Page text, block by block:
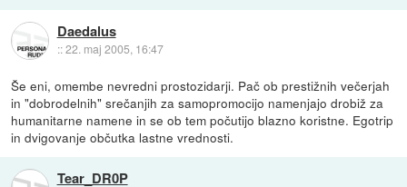
Daedalus
::22. maj 2005, 16:47
Še eni, omembe nevredni prostozidarji. Pač ob prestižnih večerjah
in "dobrodelnih" srečanjih za samopromocijo namenjajo drobiž za
humanitarne namene in se ob tem počutijo blazno koristne. Egotrip
in dvigovanje občutka lastne vrednosti.
Tear_DR0P